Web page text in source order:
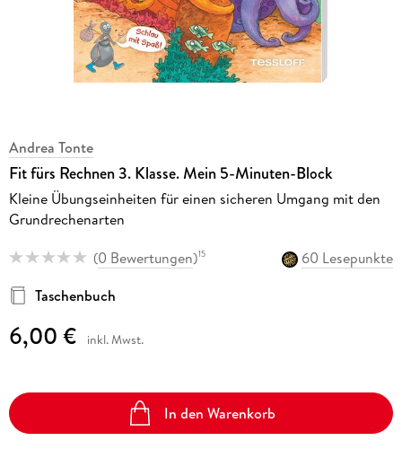
Andrea Tonte
Fit fürs Rechnen 3. Klasse. Mein 5-Minuten-Block
Kleine Übungseinheiten für einen sicheren Umgang mit den
Grundrechenarten
(0 Bewertungen)15
60 Lesepunkte
Taschenbuch
6,00 € inkl. Mwst.
In den Warenkorb